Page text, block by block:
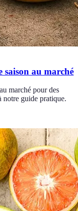
saison au marché
marché pour des
notre guide pratique.